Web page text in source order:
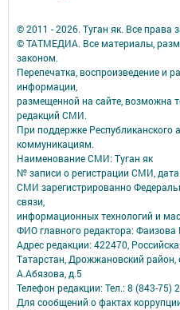
© 2011 - 2026. Туган як. Все права
© ТАТМЕДИА. Все материалы,
законом.
Перепечатка, воспроизведение и
информации,
размещенной на сайте, возможна
редакций СМИ.
При поддержке Республиканского
коммуникациям.
Наименование СМИ: Туган як
№ записи о регистрации СМИ,
СМИ зарегистрированно
связи,
информационных технологий и
ФИО главного редактора: Фаизова
Адрес редакции: 422470,
Татарстан, Дрожжановский
А.Абязова, д.5
Телефон редакции: Тел.: 8 (843-75)
Для сообщений о фактах